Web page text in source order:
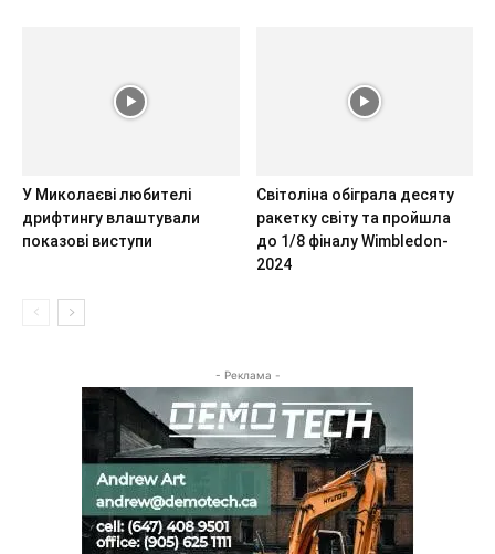
У Миколаєві любителі
дрифтингу влаштували
показові виступи
Світоліна обіграла десяту
ракетку світу та пройшла
до 1/8 фіналу Wimbledon-
2024
- Реклама -